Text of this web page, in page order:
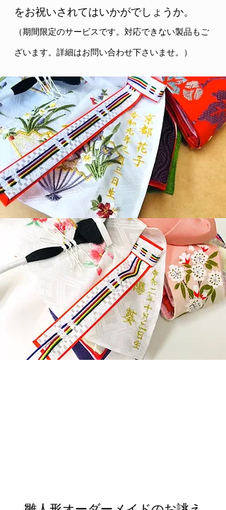
をお祝いされてはいかがでしょうか。​
（期間限定のサービスです。対応できない製品もご
ざいます。詳細はお問い合わせ下さいませ。）